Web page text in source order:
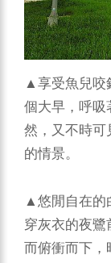
▲享受魚兒咬
個大早，呼吸
然，又不時可
的情景。
▲悠閒自在的
穿灰衣的夜鷺
而俯衝而下